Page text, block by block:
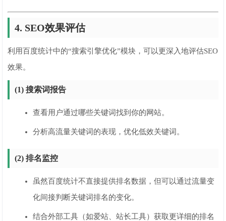
4. SEO效果评估
利用百度统计中的“搜索引擎优化”模块，可以更深入地评估SEO
效果。
(1) 搜索词报告
查看用户通过哪些关键词找到你的网站。
分析高流量关键词的表现，优化低效关键词。
(2) 排名监控
虽然百度统计不直接提供排名数据，但可以通过流量变
化间接判断关键词排名的变化。
结合外部工具（如爱站、站长工具）获取更详细的排名